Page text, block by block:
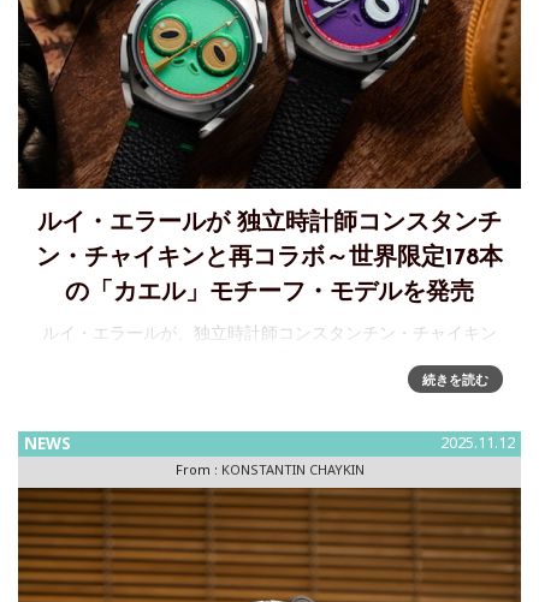
ルイ・エラールが 独立時計師コンスタンチ
ン・チャイキンと再コラボ～世界限定178本
の「カエル」モチーフ・モデルを発売
ルイ・エラールが、独立時計師コンスタンチン・チャイキン
表～世界限定178本のレアピースとして日本では2025年12月
ル」がロシ
続きを読む
NEWS 2025.11.12
From : KONSTANTIN CHAYKIN